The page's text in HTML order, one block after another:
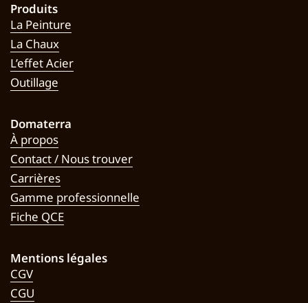
Produits
La Peinture
La Chaux
L’effet Acier
Outillage
Domaterra
À propos
Contact / Nous trouver
Carrières
Gamme professionnelle
Fiche QCE
Mentions légales
CGV
CGU